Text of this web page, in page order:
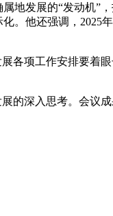
发展的“发动机”，
。他还强调，2025
项工作安排要着
深入思考。会议